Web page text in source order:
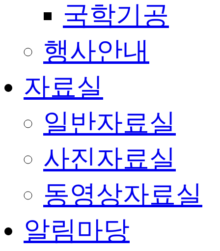
국학기공
행사안내
자료실
일반자료실
사진자료실
동영상자료실
알림마당